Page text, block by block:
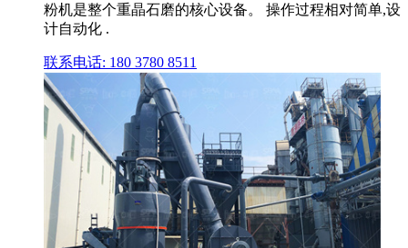
粉机是整个重晶石磨的核心设备。 操作过程相对简单,设
计自动化 .
联系电话: 180 3780 8511